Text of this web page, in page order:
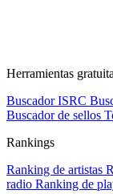
Herramientas
Buscador ISRC
Buscador de sellos
Rankings
Ranking de artistas
radio Ranking de